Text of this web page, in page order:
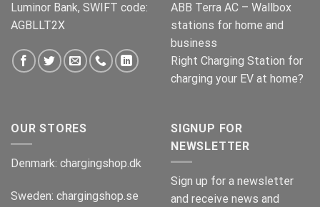
Luminor Bank, SWIFT code:
AGBLLT2X
ABB Terra AC – Wallbox
stations for home and
business
Right Charging Station for
charging your EV at home?
OUR STORES
Denmark: chargingshop.dk
Sweden: chargingshop.se
SIGNUP FOR
NEWSLETTER
Sign up for a newsletter
and receive news and